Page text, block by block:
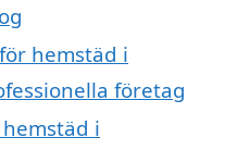
hemstäd i
företag
i